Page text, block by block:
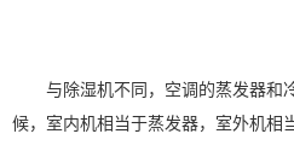
与除湿机不同，空调的蒸发器和
候，室内机相当于蒸发器，室外机相